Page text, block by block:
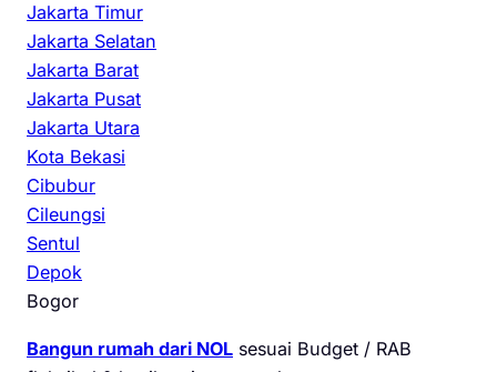
Jakarta Timur
Jakarta Selatan
Jakarta Barat
Jakarta Pusat
Jakarta Utara
Kota Bekasi
Cibubur
Cileungsi
Sentul
Depok
Bogor
Bangun rumah dari NOL sesuai Budget / RAB